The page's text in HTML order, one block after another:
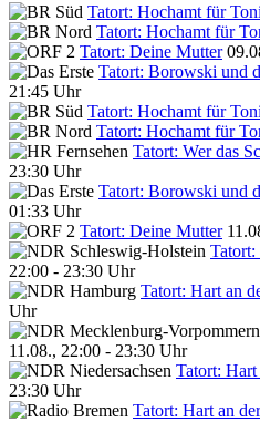
Tatort: Hochamt für Toni
Tatort: Hochamt für
Tatort: Deine Mutter
Tatort: Borowski und
21:45 Uhr
Tatort: Hochamt für Toni
Tatort: Hochamt für
Tatort: Wer das
23:30 Uhr
Tatort: Borowski und
01:33 Uhr
Tatort: Deine Mutter
Tatort:
22:00 - 23:30 Uhr
Tatort: Hart an
Uhr
11.08., 22:00 - 23:30 Uhr
Tatort: Hart
23:30 Uhr
Tatort: Hart an